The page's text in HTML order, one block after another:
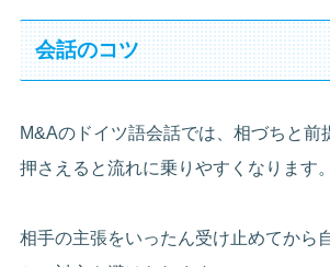
会話のコツ
M&Aのドイツ語会話では、相づちと前
押さえると流れに乗りやすくなります。
相手の主張をいったん受け止めてから